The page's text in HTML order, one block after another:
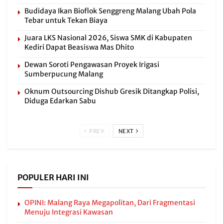
Budidaya Ikan Bioflok Senggreng Malang Ubah Pola
Tebar untuk Tekan Biaya
Juara LKS Nasional 2026, Siswa SMK di Kabupaten
Kediri Dapat Beasiswa Mas Dhito
Dewan Soroti Pengawasan Proyek Irigasi
Sumberpucung Malang
Oknum Outsourcing Dishub Gresik Ditangkap Polisi,
Diduga Edarkan Sabu
PREV NEXT
POPULER HARI INI
OPINI: Malang Raya Megapolitan, Dari Fragmentasi
Menuju Integrasi Kawasan